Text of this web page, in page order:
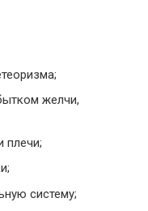
желчи,
плечи;
систему;